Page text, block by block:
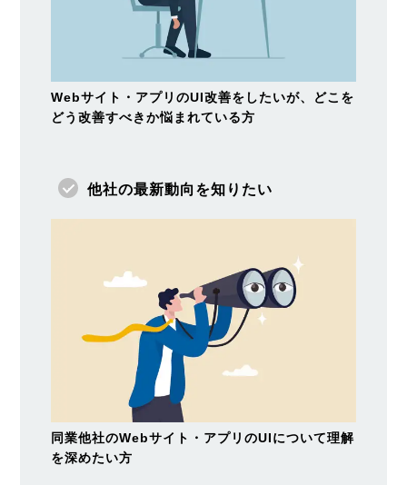
Webサイト・アプリのUI改善をしたいが、どこを
どう改善すべきか悩まれている方
他社の最新動向を知りたい
同業他社のWebサイト・アプリのUIについて理解
を深めたい方